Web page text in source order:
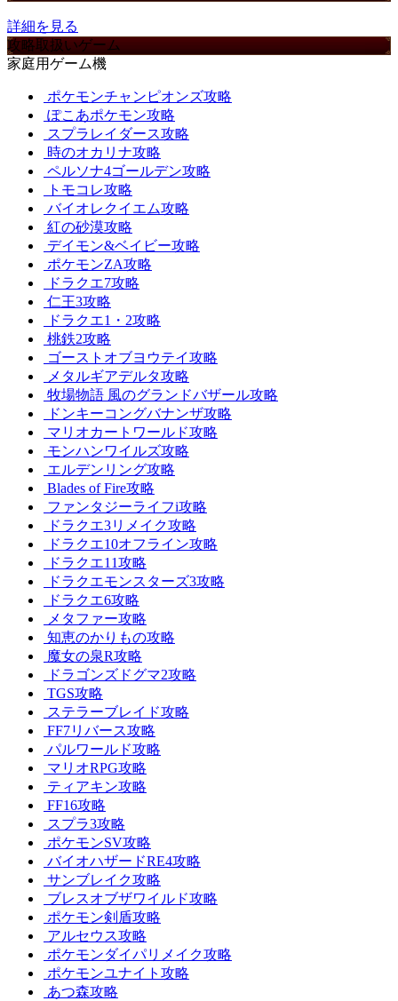
詳細を見る
攻略取扱いゲーム
家庭用ゲーム機
ポケモンチャンピオンズ攻略
ぽこあポケモン攻略
スプラレイダース攻略
時のオカリナ攻略
ペルソナ4ゴールデン攻略
トモコレ攻略
バイオレクイエム攻略
紅の砂漠攻略
デイモン&ベイビー攻略
ポケモンZA攻略
ドラクエ7攻略
仁王3攻略
ドラクエ1・2攻略
桃鉄2攻略
ゴーストオブヨウテイ攻略
メタルギアデルタ攻略
牧場物語 風のグランドバザール攻略
ドンキーコングバナンザ攻略
マリオカートワールド攻略
モンハンワイルズ攻略
エルデンリング攻略
Blades of Fire攻略
ファンタジーライフi攻略
ドラクエ3リメイク攻略
ドラクエ10オフライン攻略
ドラクエ11攻略
ドラクエモンスターズ3攻略
ドラクエ6攻略
メタファー攻略
知恵のかりもの攻略
魔女の泉R攻略
ドラゴンズドグマ2攻略
TGS攻略
ステラーブレイド攻略
FF7リバース攻略
パルワールド攻略
マリオRPG攻略
ティアキン攻略
FF16攻略
スプラ3攻略
ポケモンSV攻略
バイオハザードRE4攻略
サンブレイク攻略
ブレスオブザワイルド攻略
ポケモン剣盾攻略
アルセウス攻略
ポケモンダイパリメイク攻略
ポケモンユナイト攻略
あつ森攻略